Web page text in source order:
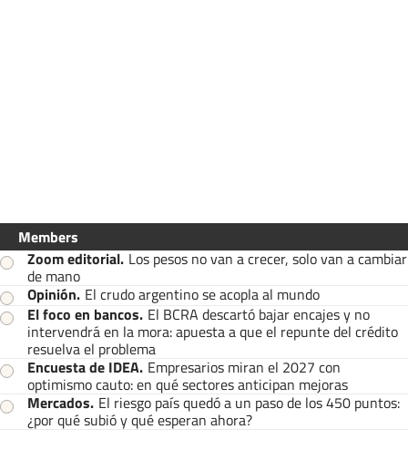
Members
Zoom editorial. Los pesos no van a crecer, solo van a cambiar
de mano
Opinión. El crudo argentino se acopla al mundo
El foco en bancos. El BCRA descartó bajar encajes y no
intervendrá en la mora: apuesta a que el repunte del crédito
resuelva el problema
Encuesta de IDEA. Empresarios miran el 2027 con
optimismo cauto: en qué sectores anticipan mejoras
Mercados. El riesgo país quedó a un paso de los 450 puntos:
¿por qué subió y qué esperan ahora?